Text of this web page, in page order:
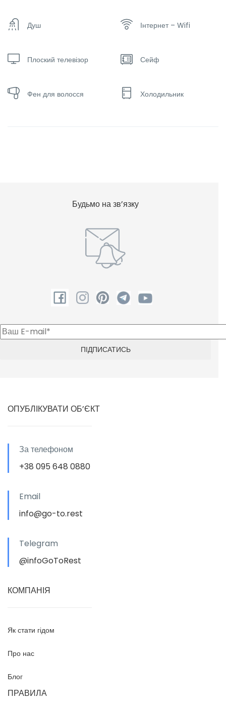
Душ Інтернет – Wifi
Плоский телевізор Сейф
Фен для волосся Холодильник
Будьмо на зв’язку
ОПУБЛІКУВАТИ ОБ’ЄКТ
За телефоном
+38 095 648 0880
Email
info@go-to.rest
Telegram
@infoGoToRest
КОМПАНІЯ
Як стати гідом
Про нас
Блог
ПРАВИЛА